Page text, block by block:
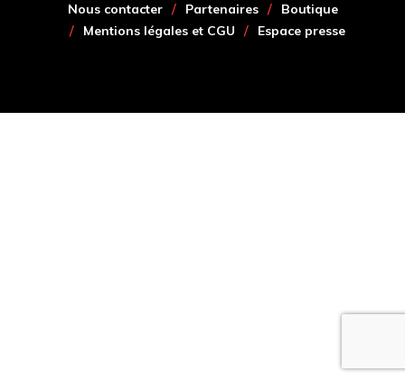
Nous contacter Partenaires
Boutique
Mentions légales et CGU
Espace presse